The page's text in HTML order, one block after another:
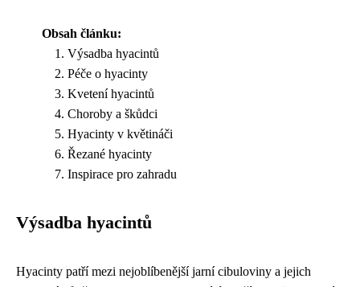
Obsah článku:
Výsadba hyacintů
Péče o hyacinty
Kvetení hyacintů
Choroby a škůdci
Hyacinty v květináči
Řezané hyacinty
Inspirace pro zahradu
Výsadba hyacintů
Hyacinty patří mezi nejoblíbenější jarní cibuloviny a jejich